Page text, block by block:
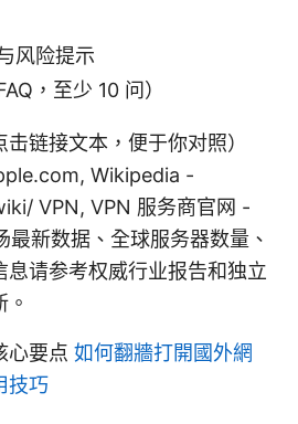
风险提示
，至少 10 问）
链接文本，便于你对照）
Wikipedia -
VPN, VPN 服务商官网 -
最新数据、全球服务器数量、
息请参考权威行业报告和独立
心要点 如何翻牆打開國外網
技巧